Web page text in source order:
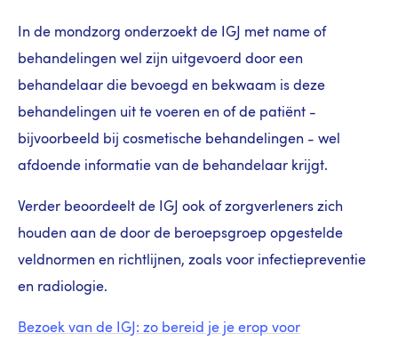
In de mondzorg onderzoekt de IGJ met name of
behandelingen wel zijn uitgevoerd door een
behandelaar die bevoegd en bekwaam is deze
behandelingen uit te voeren en of de patiënt -
bijvoorbeeld bij cosmetische behandelingen - wel
afdoende informatie van de behandelaar krijgt.
Verder beoordeelt de IGJ ook of zorgverleners zich
houden aan de door de beroepsgroep opgestelde
veldnormen en richtlijnen, zoals voor infectiepreventie
en radiologie.
Bezoek van de IGJ: zo bereid je je erop voor